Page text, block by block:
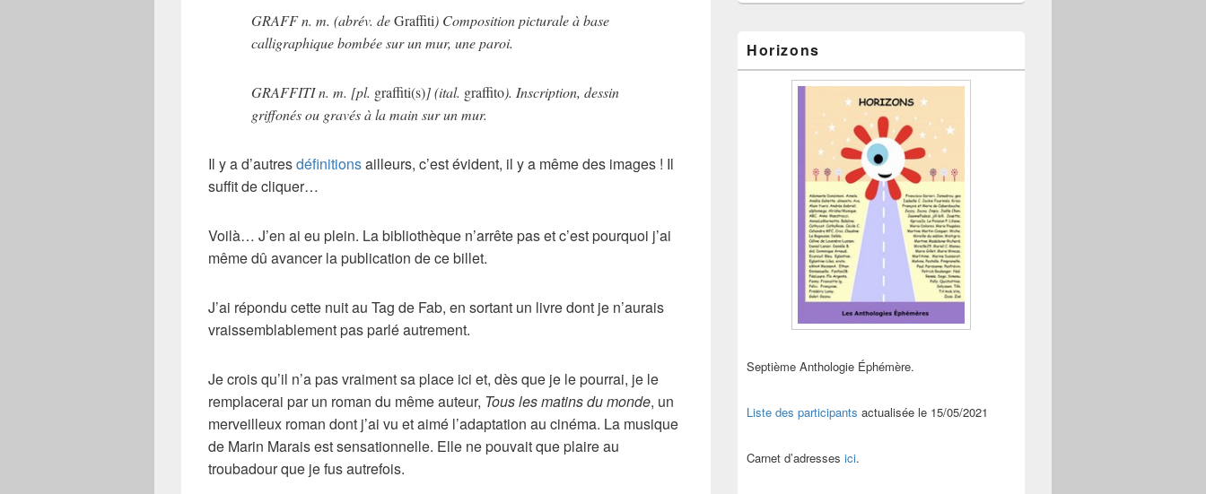
GRAFFn. m. (abrév. deGraffiti) Composition picturale à base
calligraphique bombée sur un mur, une paroi.
GRAFFITIn. m. [pl. graffiti(s)] (ital. graffito). Inscription, dessin
griffonés ou gravés à la main sur un mur.
Il y a d’autresdéfinitionsailleurs, c’est évident, il y a même des images ! Il
suffit de cliquer…
Voilà… J’en ai eu plein. La bibliothèque n’arrête pas et c’est pourquoi j’ai
même dû avancer la publication de ce billet.
J’ai répondu cette nuit au Tag de Fab, en sortant un livre dont je n’aurais
vraissemblablement pas parlé autrement.
Je crois qu’il n’a pas vraiment sa place ici et, dès que je le pourrai, je le
remplacerai par un roman du même auteur, Tous les matins du monde, un
merveilleux roman dont j’ai vu et aimé l’adaptation au cinéma. La musique
de Marin Marais est sensationnelle. Elle ne pouvait que plaire au
troubadour que je fus autrefois.
Horizons
Septième Anthologie Éphémère.
Liste des participants actualisée le 15/05/2021
Carnet d’adresses ici.